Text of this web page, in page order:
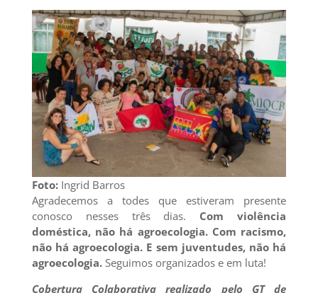
Foto: Ingrid Barros
Agradecemos a todes que estiveram presente
conosco nesses três dias. Com violência
doméstica, não há agroecologia. Com racismo,
não há agroecologia. E sem juventudes, não há
agroecologia. Seguimos organizados e em luta!
Cobertura Colaborativa realizado pelo GT de